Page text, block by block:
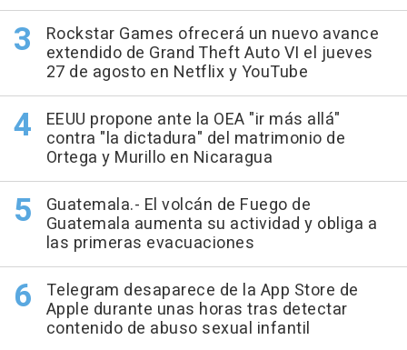
Rockstar Games ofrecerá un nuevo avance
extendido de Grand Theft Auto VI el jueves
27 de agosto en Netflix y YouTube
EEUU propone ante la OEA "ir más allá"
contra "la dictadura" del matrimonio de
Ortega y Murillo en Nicaragua
Guatemala.- El volcán de Fuego de
Guatemala aumenta su actividad y obliga a
las primeras evacuaciones
Telegram desaparece de la App Store de
Apple durante unas horas tras detectar
contenido de abuso sexual infantil